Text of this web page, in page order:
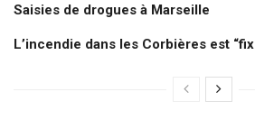
Saisies de drogues à Marseille
L’incendie dans les Corbières est